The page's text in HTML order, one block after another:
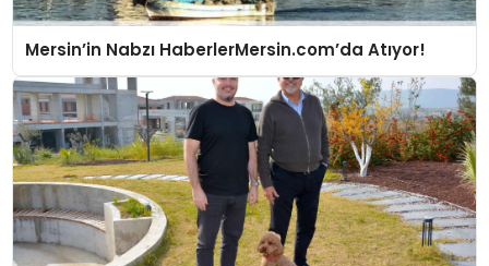
Mersin’in Nabzı HaberlerMersin.com’da Atıyor!